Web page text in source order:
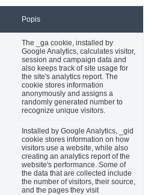
Popis
The _ga cookie, installed by
Google Analytics, calculates visitor,
session and campaign data and
also keeps track of site usage for
the site's analytics report. The
cookie stores information
anonymously and assigns a
randomly generated number to
recognize unique visitors.
Installed by Google Analytics, _gid
cookie stores information on how
visitors use a website, while also
creating an analytics report of the
website's performance. Some of
the data that are collected include
the number of visitors, their source,
and the pages they visit